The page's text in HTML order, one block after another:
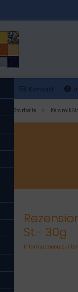
Kontakt
Startseite Keramik
St.- 30g
Informationen zur